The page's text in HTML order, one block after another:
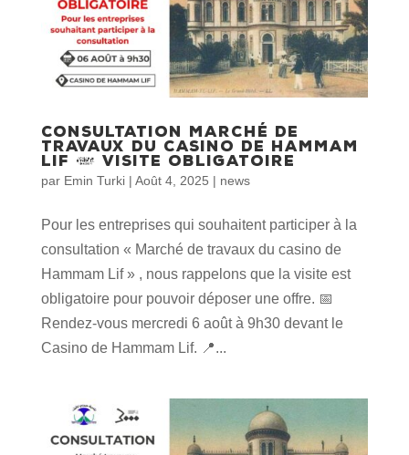
Consultation marché de
travaux du Casino de Hammam
Lif – Visite obligatoire
par Emin Turki| Août 4, 2025 | news
Pour les entreprises qui souhaitent participer à la
consultation « Marché de travaux du casino de
Hammam Lif » , nous rappelons que la visite est
obligatoire pour pouvoir déposer une offre. 📅
Rendez-vous mercredi 6 août à 9h30 devant le
Casino de Hammam Lif. 📍...